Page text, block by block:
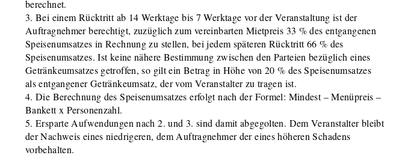
berechnet.
3. Bei einem Rücktritt ab 14 Werktage bis 7 Werktage vor der Veranstaltung ist der
Auftragnehmer berechtigt, zuzüglich zum vereinbarten Mietpreis 33 % des entgangenen
Speisenumsatzes in Rechnung zu stellen, bei jedem späteren Rücktritt 66 % des
Speisenumsatzes. Ist keine nähere Bestimmung zwischen den Parteien bezüglich eines
Getränkeumsatzes getroffen, so gilt ein Betrag in Höhe von 20 % des Speisenumsatzes
als entgangener Getränkeumsatz, der vom Veranstalter zu tragen ist.
4. Die Berechnung des Speisenumsatzes erfolgt nach der Formel: Mindest – Menüpreis –
Bankett x Personenzahl.
5. Ersparte Aufwendungen nach 2. und 3. sind damit abgegolten. Dem Veranstalter bleibt
der Nachweis eines niedrigeren, dem Auftragnehmer der eines höheren Schadens
vorbehalten.